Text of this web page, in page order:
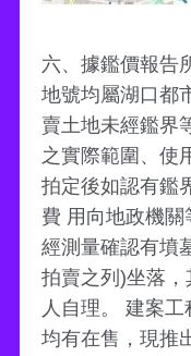
六、據鑑價報告
地號均屬湖口都
賣土地未經鑑界
之實際範圍、使
拍定後如認有鑑
費 用向地政機
經測量確認有墳
拍賣之列)坐落
人自理。 建案
均有在售，現推